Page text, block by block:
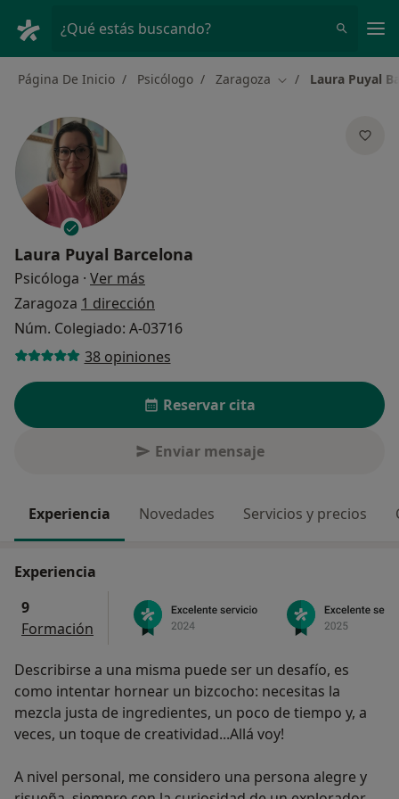
¿Qué estás buscando?
Página De Inicio Psicólogo Zaragoza Cambiar de ciudad
Laura Puyal
Laura Puyal Barcelona
Psicóloga · Ver más
Zaragoza 1 dirección
Núm. Colegiado: A-03716
38 opiniones
Reservar cita
Enviar mensaje
Experiencia Novedades Servicios y precios
Experiencia
9
Formación
Describirse a una misma puede ser un desafío, es
como intentar hornear un bizcocho: necesitas la
mezcla justa de ingredientes, un poco de tiempo y, a
veces, un toque de creatividad...Allá voy!
A nivel personal, me considero una persona alegre y